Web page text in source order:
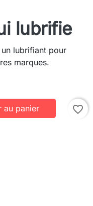
lubrifie
lubrifiant pour
marques.
au panier favorite_border